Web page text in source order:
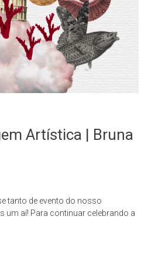
Artística | Bruna
tanto de evento do nosso
um aí! Para continuar celebrando a